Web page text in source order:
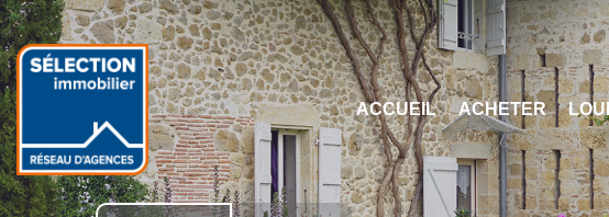
ACCUEIL ACHETER